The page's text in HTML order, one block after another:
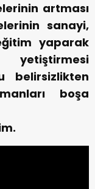
artması
sanayi,
yaparak
belirsizlikten
boşa